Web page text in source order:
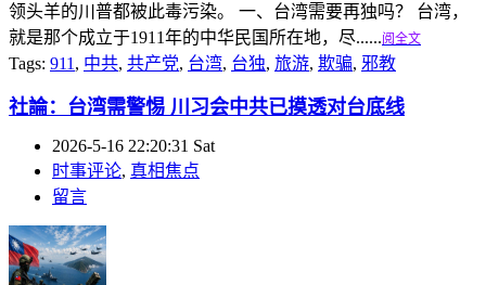
领头羊的川普都被此毒污染。 一、台湾需要再独吗？ 台湾，
就是那个成立于1911年的中华民国所在地，尽......阅全文
Tags: 911 , 中共, 共产党, 台湾, 台独, 旅游, 欺骗, 邪教
社論：台湾需警惕 川习会中共已摸透对台底线
2026-5-16 22:20:31 Sat
时事评论, 真相焦点
留言